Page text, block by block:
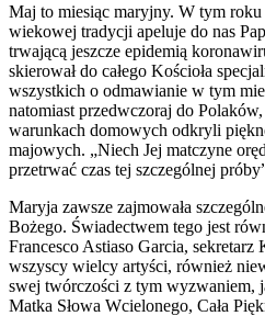
Maj to miesiąc maryjny. W tym roku
wiekowej tradycji apeluje do nas
trwającą jeszcze epidemią
skierował do całego Kościoła
wszystkich o odmawianie w tym
natomiast przedwczoraj do
warunkach domowych odkryli
majowych. „Niech Jej matczyne
przetrwać czas tej szczególnej
Maryja zawsze zajmowała
Bożego. Świadectwem tego jest
Francesco Astiaso Garcia,
wszyscy wielcy artyści, również
swej twórczości z tym wyzwaniem,
Matka Słowa Wcielonego, Cała